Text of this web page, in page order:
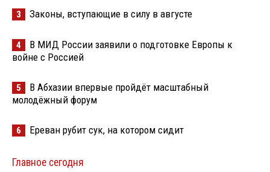
3 Законы, вступающие в силу в августе
4
В МИД России заявили о подготовке Европы к
войне с Россией
5
В Абхазии впервые пройдёт масштабный
молодёжный форум
6 Ереван рубит сук, на котором сидит
Главное сегодня